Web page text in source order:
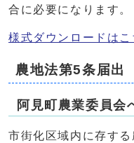
合に必要になります。
様式ダウンロードはこ
農地法第5条届出
阿見町農業委員会
市街化区域内に存す